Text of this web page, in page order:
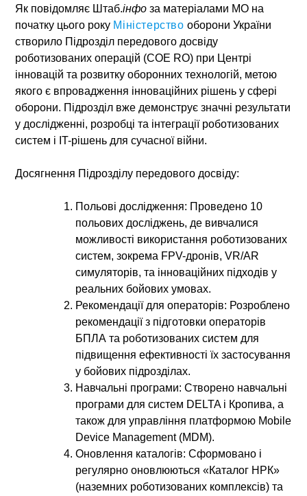
Як повідомляє Штаб.інфо за матеріалами МО на
початку цього року Міністерство оборони України
створило Підрозділ передового досвіду
роботизованих операцій (COE RO) при Центрі
інновацій та розвитку оборонних технологій, метою
якого є впровадження інноваційних рішень у сфері
оборони. Підрозділ вже демонструє значні результати
у дослідженні, розробці та інтеграції роботизованих
систем і IT-рішень для сучасної війни.
Досягнення Підрозділу передового досвіду:
Польові дослідження: Проведено 10
польових досліджень, де вивчалися
можливості використання роботизованих
систем, зокрема FPV-дронів, VR/AR
симуляторів, та інноваційних підходів у
реальних бойових умовах.
Рекомендації для операторів: Розроблено
рекомендації з підготовки операторів
БПЛА та роботизованих систем для
підвищення ефективності їх застосування
у бойових підрозділах.
Навчальні програми: Створено навчальні
програми для систем DELTA і Кропива, а
також для управління платформою Mobile
Device Management (MDM).
Оновлення каталогів: Сформовано і
регулярно оновлюються «Каталог НРК»
(наземних роботизованих комплексів) та